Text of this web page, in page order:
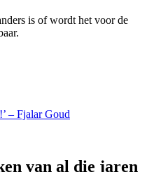
is of wordt het voor de
– Fjalar Goud
van al die jaren